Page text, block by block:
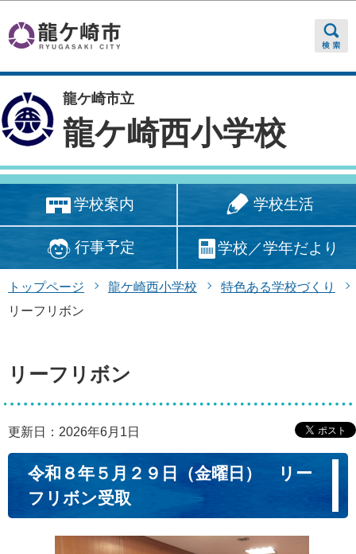
龍ケ崎市立
龍ケ崎西小学校
学校案内 学校生活
行事予定 学校／学年だより
トップページ 龍ケ崎西小学校
特色ある学校づくり
リーフリボン
リーフリボン
更新日：2026年6月1日
令和８年５月２９日（金曜日） リー
フリボン受取